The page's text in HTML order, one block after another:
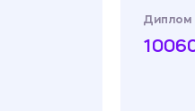
Диплом